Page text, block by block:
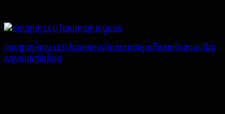
ការបង្ហាញអំពូល LED ដែលអាចបត់បែនបានជាមួយនឹងផលប៉ះពាល់បដិវត្ត
សម្រាប់ជញ្ជាំងវីដេអូ